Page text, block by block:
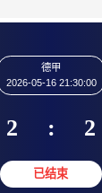
德甲
2026-05-